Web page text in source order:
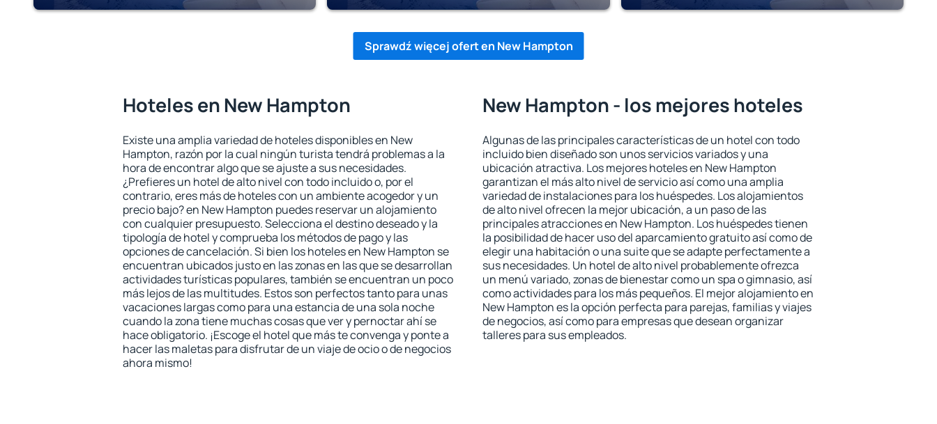
Sprawdź więcej ofert en New Hampton
Hoteles en New Hampton
Existe una amplia variedad de hoteles disponibles en New
Hampton, razón por la cual ningún turista tendrá problemas a la
hora de encontrar algo que se ajuste a sus necesidades.
¿Prefieres un hotel de alto nivel con todo incluido o, por el
contrario, eres más de hoteles con un ambiente acogedor y un
precio bajo? en New Hampton puedes reservar un alojamiento
con cualquier presupuesto. Selecciona el destino deseado y la
tipología de hotel y comprueba los métodos de pago y las
opciones de cancelación. Si bien los hoteles en New Hampton se
encuentran ubicados justo en las zonas en las que se desarrollan
actividades turísticas populares, también se encuentran un poco
más lejos de las multitudes. Estos son perfectos tanto para unas
vacaciones largas como para una estancia de una sola noche
cuando la zona tiene muchas cosas que ver y pernoctar ahí se
hace obligatorio. ¡Escoge el hotel que más te convenga y ponte a
hacer las maletas para disfrutar de un viaje de ocio o de negocios
ahora mismo!
New Hampton - los mejores hoteles
Algunas de las principales características de un hotel con todo
incluido bien diseñado son unos servicios variados y una
ubicación atractiva. Los mejores hoteles en New Hampton
garantizan el más alto nivel de servicio así como una amplia
variedad de instalaciones para los huéspedes. Los alojamientos
de alto nivel ofrecen la mejor ubicación, a un paso de las
principales atracciones en New Hampton. Los huéspedes tienen
la posibilidad de hacer uso del aparcamiento gratuito así como de
elegir una habitación o una suite que se adapte perfectamente a
sus necesidades. Un hotel de alto nivel probablemente ofrezca
un menú variado, zonas de bienestar como un spa o gimnasio, así
como actividades para los más pequeños. El mejor alojamiento en
New Hampton es la opción perfecta para parejas, familias y viajes
de negocios, así como para empresas que desean organizar
talleres para sus empleados.